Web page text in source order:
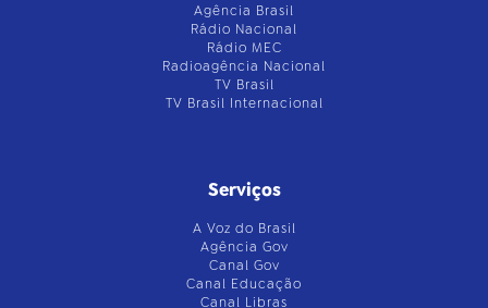
Agência Brasil
Rádio Nacional
Rádio MEC
Radioagência Nacional
TV Brasil
TV Brasil Internacional
Serviços
A Voz do Brasil
Agência Gov
Canal Gov
Canal Educação
Canal Libras